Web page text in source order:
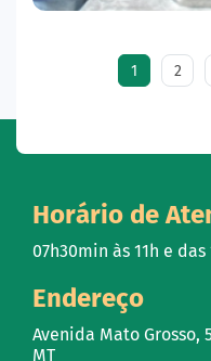
1 2
Horário de
07h30min às 11h e das
Endereço
Avenida Mato Grosso,
MT